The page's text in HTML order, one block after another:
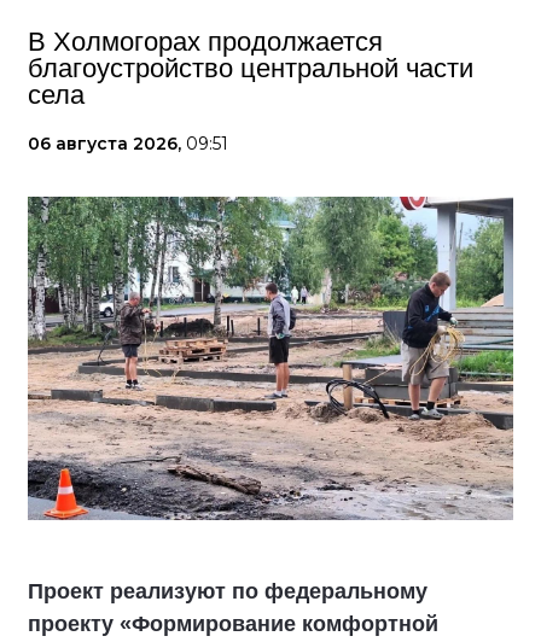
В Холмогорах продолжается
благоустройство центральной части
села
06 августа 2026, 09:51
Проект реализуют по федеральному
проекту «Формирование комфортной